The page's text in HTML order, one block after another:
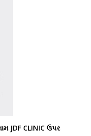
JDF CLINIC ઉપર